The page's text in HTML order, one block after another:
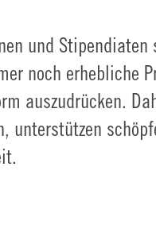
und Stipendiaten
noch erhebliche
auszudrücken.
unterstützen